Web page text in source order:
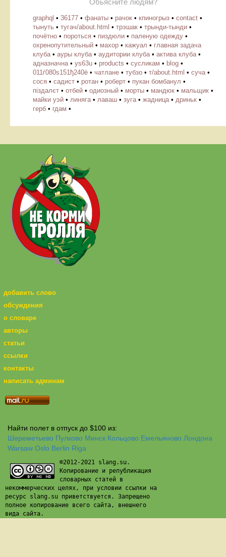
Обьясните людям?
graphql • 36177 • фанаты • рачок • кпиногрыз • contact •
тынуть • тугач/about.html • трэшак • трынди-тынди •
почётно • пороться • пиздюли • паленую одежду •
охренопутительный • махор • кажуал • главная задача
клуба • ауры клуба • аудитории клуба • актива клуба •
адназначна • ys63u • products • cусликам • blog •
011ѓ080ѕ151ђ240ё • чатлане • тубзо • т/about.html • суча •
сося • садист • ротан • роберт • пукан бомбанул •
піздалєт • отбей • одиозный • морты • мандюк • мальщик •
майки уэй • линяга • лаваш • зуга • жадница • дриньк •
герб • гдам •
добавить слово
обсуждения
о словаре
авторы
статьи
ссылки
контакты
написать админам
Найти полет в отпуск до $100 из:
Шереметьево Пулково Минск Кольцово Емельяново Лондона
Warsaw Oslo Berlin Riga
©2012-2021 slang.su.
Копирование и републикация
словарных статей в
некоммерческих целях, при условии ссылки на
ресурс slang.su приветствуется. Запрещено
полное копирование всего сайта, внешнего
вида сайта.